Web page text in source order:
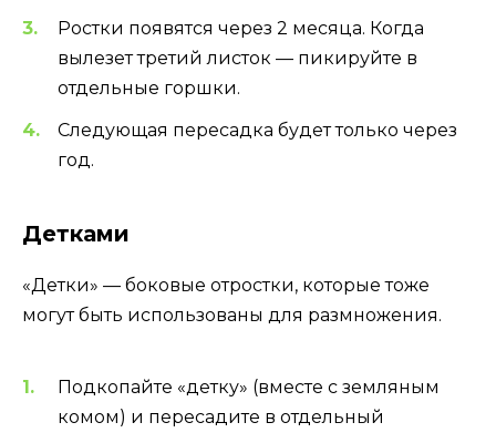
Ростки появятся через 2 месяца. Когда
вылезет третий листок — пикируйте в
отдельные горшки.
Следующая пересадка будет только через
год.
Детками
«Детки» — боковые отростки, которые тоже
могут быть использованы для размножения.
Подкопайте «детку» (вместе с земляным
комом) и пересадите в отдельный